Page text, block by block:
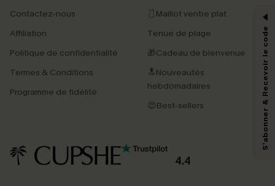
Contactez-nous
Affiliation
Politique de confidentialité
Termes & Conditions
Programme de fidélité
🩱Maillot ventre plat
Tenue de plage
🎁Cadeau de bienvenue
🔝Nouveautés
hebdomadaires
😍Best-sellers
4.4
-15% dès 2 Achetés par E-mail
*Un code par commande, valable une seule fois.
En soumettant votre adresse e-mail, vous acceptez de recevoir des e-mails
marketing (y compris du contenu généré par l'IA) de Cupshe et
reconnaissez avoir pris connaissance de nos
pouvons utiliser les données collectées sur notre site ainsi que des
produits susceptibles de vous intéresser, conformément à notre
Politique de
confidentialité
. Vous pouvez vous désabonner à tout moment.
S'abonner & Recevoir le code